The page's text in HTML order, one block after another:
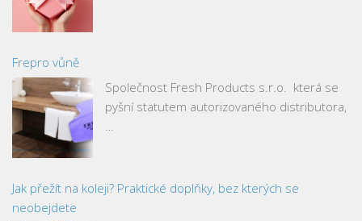
Frepro vůně
Společnost Fresh Products s.r.o. která se
pyšní statutem autorizovaného distributora,
…
Jak přežít na koleji? Praktické doplňky, bez kterých se
neobejdete